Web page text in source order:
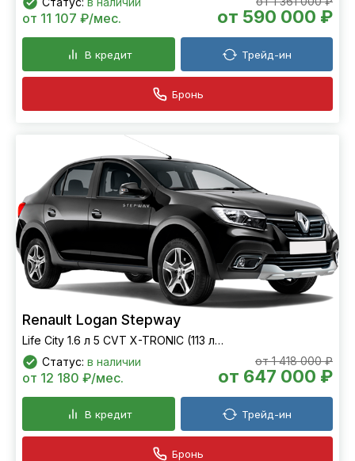
от 590 000 ₽
от 11 107 ₽/мес.
В кредит Трейд-ин
Бронь
Renault Logan Stepway
Life City 1.6 л 5 CVT X-TRONIC (113 л.с.) FWD
Статус: в наличии от 1 418 000 ₽
от 647 000 ₽
от 12 180 ₽/мес.
В кредит Трейд-ин
Бронь